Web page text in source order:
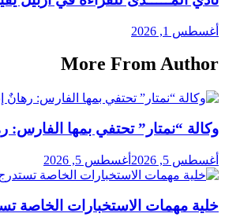
أغسطس 1, 2026
More From Author
وكالة “نمتار” تحتفي بمها الفارس:
أغسطس 5, 2026 أغسطس 5, 2026
خلية مهمات الاستخبارات الخاصة